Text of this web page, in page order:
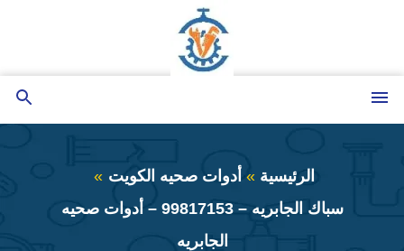
المحتوى
الرئيسية
أدوات صحيه الكويت
سباك الجابريه – 99817153 – أدوات صحيه
الجابريه